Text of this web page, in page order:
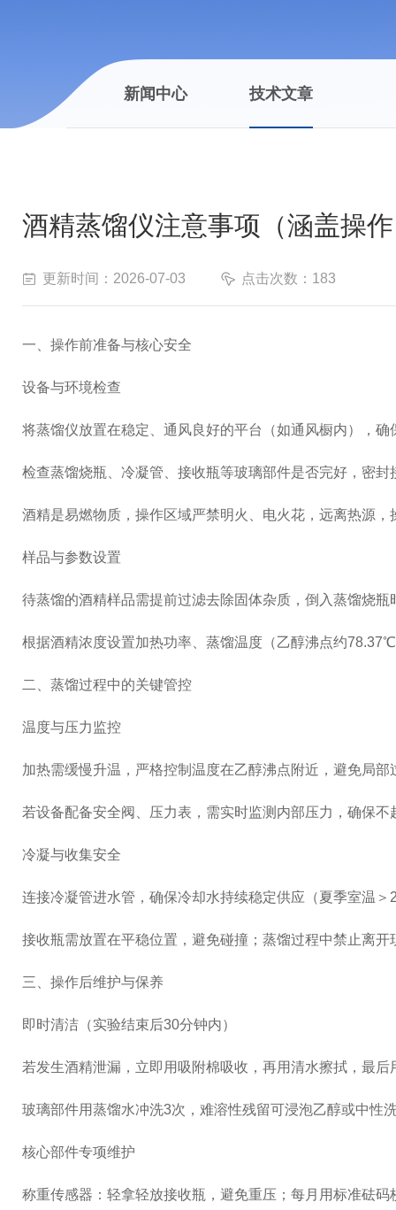
新闻中心 技术文章
酒精蒸馏仪注意事项（涵盖操
更新时间：2026-07-03 点击次数：183
一、操作前准备与核心安全
设备与环境检查
将蒸馏仪放置在稳定、通风良好的平台（如通风橱内），
检查蒸馏烧瓶、冷凝管、接收瓶等玻璃部件是否完好，密
酒精是易燃物质，操作区域严禁明火、电火花，远离热源
样品与参数设置
待蒸馏的酒精样品需提前过滤去除固体杂质，倒入蒸馏烧
根据酒精浓度设置加热功率、蒸馏温度（乙醇沸点约
二、蒸馏过程中的关键管控
温度与压力监控
加热需缓慢升温，严格控制温度在乙醇沸点附近，避免局
若设备配备安全阀、压力表，需实时监测内部压力，确保
冷凝与收集安全
连接冷凝管进水管，确保冷却水持续稳定供应（夏季室温
接收瓶需放置在平稳位置，避免碰撞；蒸馏过程中禁止离
三、操作后维护与保养
即时清洁（实验结束后30分钟内）
若发生酒精泄漏，立即用吸附棉吸收，再用清水擦拭，最
玻璃部件用蒸馏水冲洗3次，难溶性残留可浸泡乙醇或中性
核心部件专项维护
称重传感器：轻拿轻放接收瓶，避免重压；每月用标准砝